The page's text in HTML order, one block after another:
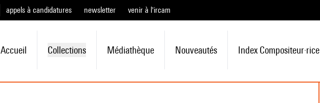
appels à candidatures newsletter venir à l'ircam
Accueil Collections Médiathèque Nouveautés Index Compositeur·rice